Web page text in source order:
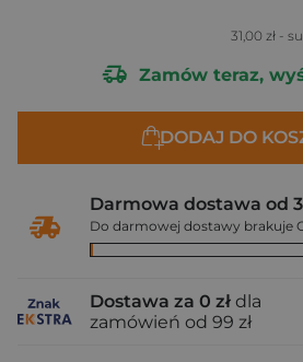
31,00 zł -
Zamów teraz,
DODAJ DO
Darmowa dostawa od
Do darmowej dostawy brakuje
Dostawa za 0 zł dla
zamówień od 99 zł